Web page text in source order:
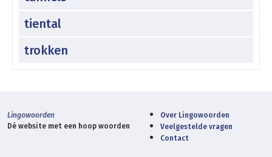
tiental
trokken
Lingowoorden
Dé website met een hoop woorden
Over Lingowoorden
Veelgestelde vragen
Contact